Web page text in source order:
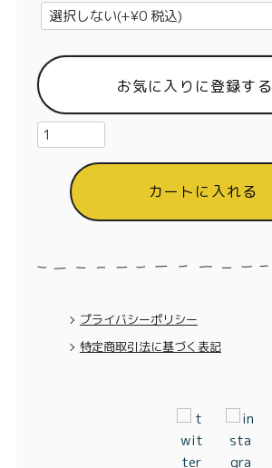
商品
ご利用ガイド
プライバシーポリシー
(
必
)
お気に入りに登録する
カートに入れる
プライバシーポリシー
特定商取引法に基づく表記